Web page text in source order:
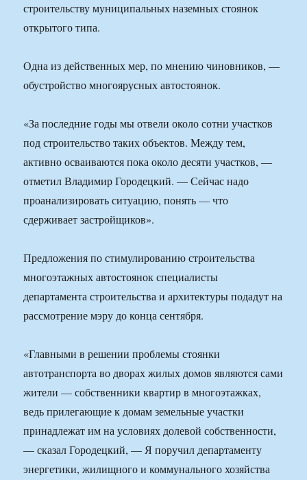
строительству муниципальных наземных стоянок
открытого типа.
Одна из действенных мер, по мнению чиновников, —
обустройство многоярусных автостоянок.
«За последние годы мы отвели около сотни участков
под строительство таких объектов. Между тем,
активно осваиваются пока около десяти участков, —
отметил Владимир Городецкий. — Сейчас надо
проанализировать ситуацию, понять — что
сдерживает застройщиков».
Предложения по стимулированию строительства
многоэтажных автостоянок специалисты
департамента строительства и архитектуры подадут на
рассмотрение мэру до конца сентября.
«Главными в решении проблемы стоянки
автотранспорта во дворах жилых домов являются сами
жители — собственники квартир в многоэтажках,
ведь прилегающие к домам земельные участки
принадлежат им на условиях долевой собственности,
— сказал Городецкий, — Я поручил департаменту
энергетики, жилищного и коммунального хозяйства